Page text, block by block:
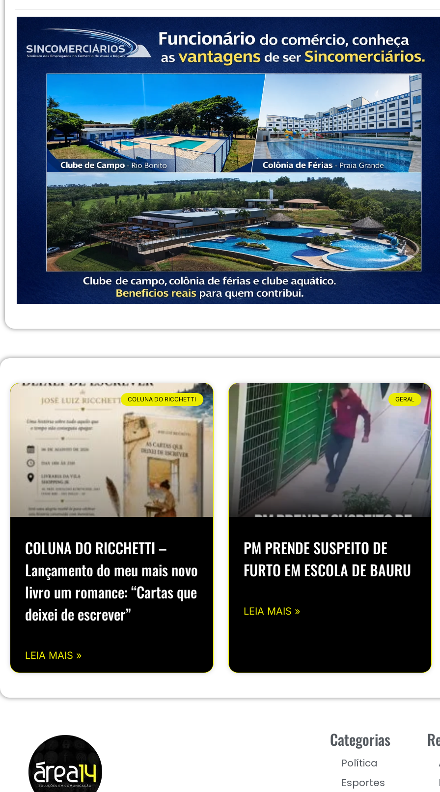
COLUNA DO RICCHETTI
COLUNA DO RICCHETTI –
Lançamento do meu mais novo
livro um romance: “Cartas que
deixei de escrever”
LEIA MAIS »
GERAL
PM PRENDE SUSPEITO DE
FURTO EM ESCOLA DE BAURU
LEIA MAIS »
Categorias
Política
Esportes